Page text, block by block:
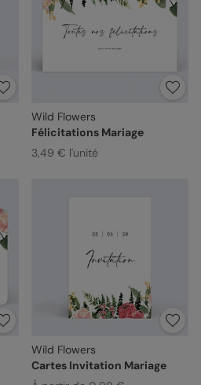
Wild Flowers
Félicitations Mariage
3,49 € l'unité
Wild Flowers
Cartes Invitation Mariage